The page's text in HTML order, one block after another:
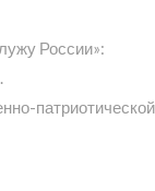
России»:
патриотической